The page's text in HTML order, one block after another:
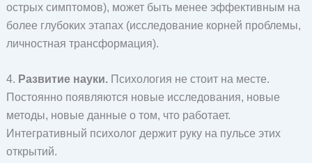
острых симптомов), может быть менее эффективным на
более глубоких этапах (исследование корней проблемы,
личностная трансформация).
4. Развитие науки.Психология не стоит на месте.
Постоянно появляются новые исследования, новые
методы, новые данные о том, что работает.
Интегративный психолог держит руку на пульсе этих
открытий.